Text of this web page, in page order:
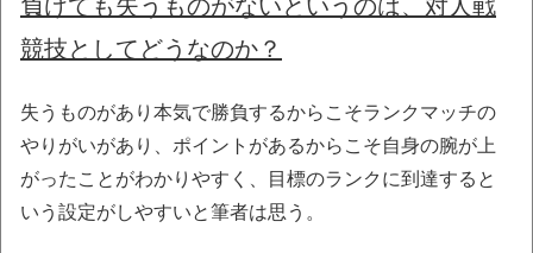
負けても失うものがないというのは、対人戦
競技としてどうなのか？
失うものがあり本気で勝負するからこそランクマッチの
やりがいがあり、ポイントがあるからこそ自身の腕が上
がったことがわかりやすく、目標のランクに到達すると
いう設定がしやすいと筆者は思う。